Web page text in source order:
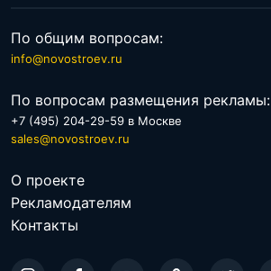
По общим вопросам:
info@novostroev.ru
По вопросам размещения рекламы:
+7 (495) 204-29-59 в Москве
sales@novostroev.ru
О проекте
Рекламодателям
Контакты